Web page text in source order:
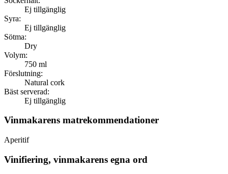
Ej tillgänglig
Syra:
Ej tillgänglig
Sötma:
Dry
Volym:
750 ml
Förslutning:
Natural cork
Bäst serverad:
Ej tillgänglig
Vinmakarens matrekommendationer
Aperitif
Vinifiering, vinmakarens egna ord